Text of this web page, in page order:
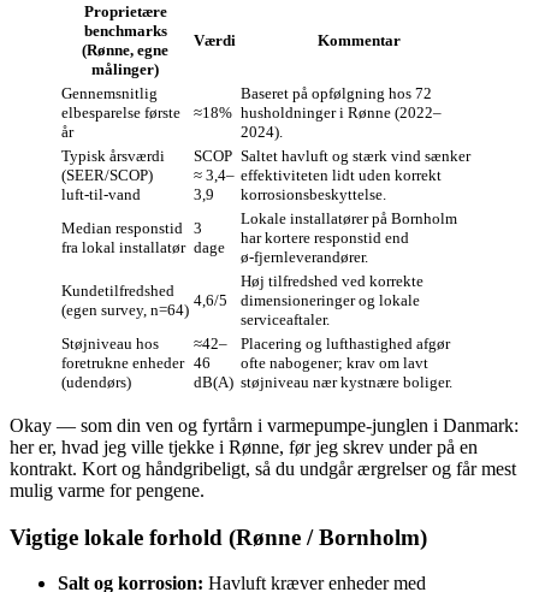
Proprietære
benchmarks
(Rønne, egne
målinger)
Værdi Kommentar
Gennemsnitlig
elbesparelse første
år
≈18%
Baseret på opfølgning hos 72
husholdninger i Rønne (2022–
2024).
Typisk årsværdi
(SEER/SCOP)
luft‑til‑vand
SCOP
≈ 3,4–
3,9
Saltet havluft og stærk vind sænker
effektiviteten lidt uden korrekt
korrosionsbeskyttelse.
Median responstid
fra lokal installatør
3
dage
Lokale installatører på Bornholm
har kortere responstid end
ø‑fjernleverandører.
Kunde­tilfredshed
(egen survey, n=64)
4,6/5
Høj tilfredshed ved korrekte
dimensioneringer og lokale
serviceaftaler.
Støjniveau hos
foretrukne enheder
(udendørs)
≈42–
46
dB(A)
Placering og lufthastighed afgør
ofte nabo­gener; krav om lavt
støjniveau nær kystnære boliger.
Okay — som din ven og fyrtårn i varmepumpe‑junglen i Danmark:
her er, hvad jeg ville tjekke i Rønne, før jeg skrev under på en
kontrakt. Kort og håndgribeligt, så du undgår ærgrelser og får mest
mulig varme for pengene.
Vigtige lokale forhold (Rønne / Bornholm)
Salt og korrosion: Havluft kræver enheder med